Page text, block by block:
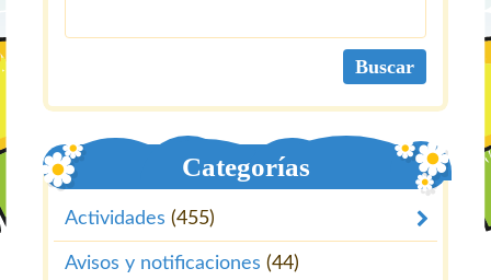
Categorías
Actividades (455)
Avisos y notificaciones (44)